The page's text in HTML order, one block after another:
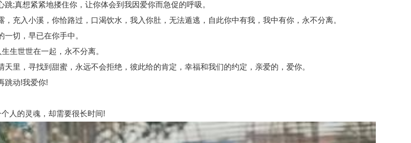
真想紧紧地搂住你，让你体会到我因爱你而急促的呼吸。
入小溪，你恰路过，口渴饮水，我入你肚，无法遁逃，自此你中有我，我中有你，永不分离。
切，早已在你手中。
世世在一起，永不分离。
，寻找到甜蜜，永远不会拒绝，彼此给的肯定，幸福和我们的约定，亲爱的，爱你。
动!我爱你!
人的灵魂，却需要很长时间!